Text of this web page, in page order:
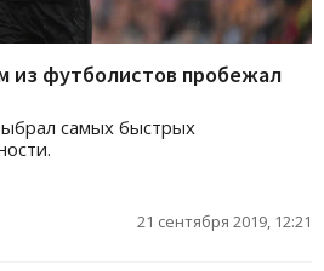
из футболистов пробежал
самых быстрых
21 сентября 2019, 12:21